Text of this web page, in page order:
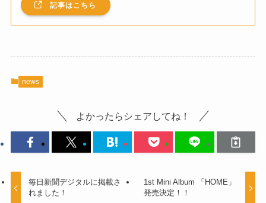
記事はこちら
news
よかったらシェアしてね！
毎日新聞デジタルに掲載さ
れました！
1st Mini Album 「HOME」
発売決定！！